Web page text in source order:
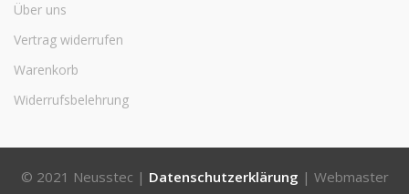
Über uns
Vertrag widerrufen
Warenkorb
Widerrufsbelehrung
© 2021 Neusstec | Datenschutzerklärung | Webmaster